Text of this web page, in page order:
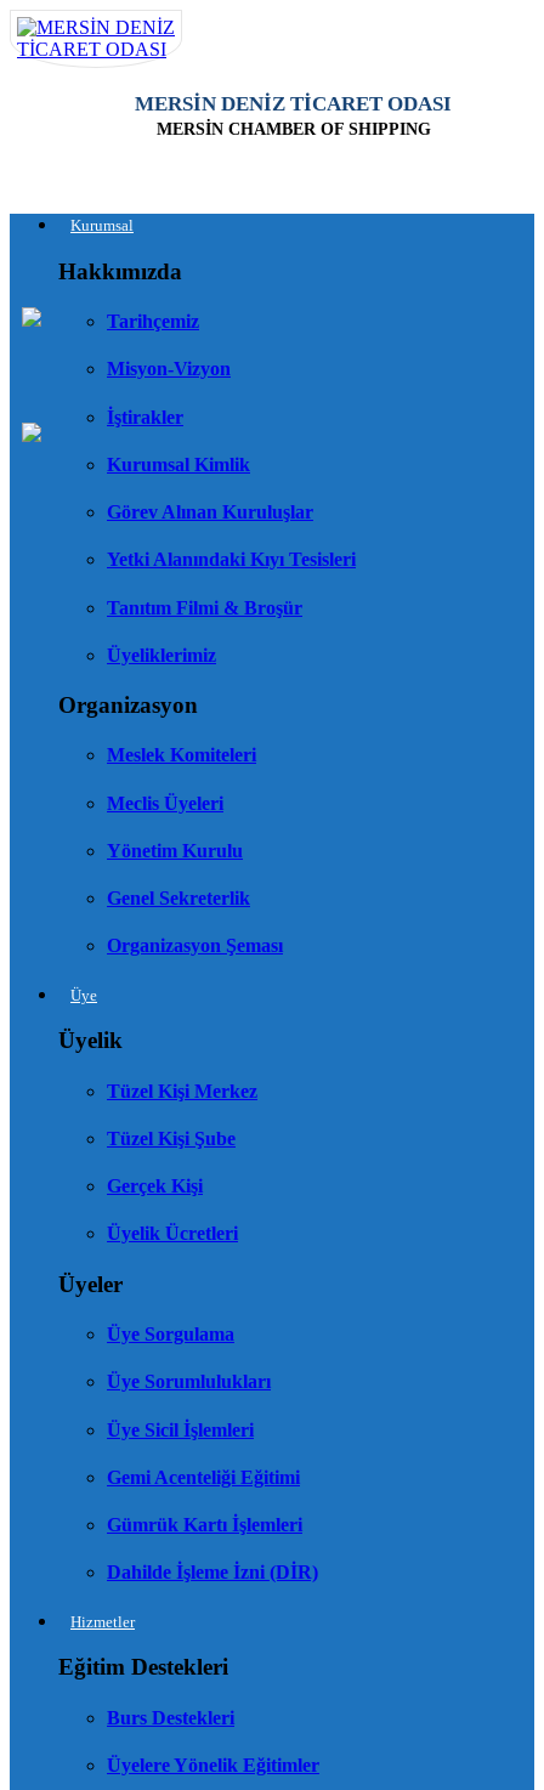
MERSİN DENİZ TİCARET ODASI
MERSİN CHAMBER OF SHIPPING
Kurumsal
Hakkımızda
Tarihçemiz
Misyon-Vizyon
İştirakler
Kurumsal Kimlik
Görev Alınan Kuruluşlar
Yetki Alanındaki Kıyı Tesisleri
Tanıtım Filmi & Broşür
Üyeliklerimiz
Organizasyon
Meslek Komiteleri
Meclis Üyeleri
Yönetim Kurulu
Genel Sekreterlik
Organizasyon Şeması
Üye
Üyelik
Tüzel Kişi Merkez
Tüzel Kişi Şube
Gerçek Kişi
Üyelik Ücretleri
Üyeler
Üye Sorgulama
Üye Sorumlulukları
Üye Sicil İşlemleri
Gemi Acenteliği Eğitimi
Gümrük Kartı İşlemleri
Dahilde İşleme İzni (DİR)
Hizmetler
Eğitim Destekleri
Burs Destekleri
Üyelere Yönelik Eğitimler